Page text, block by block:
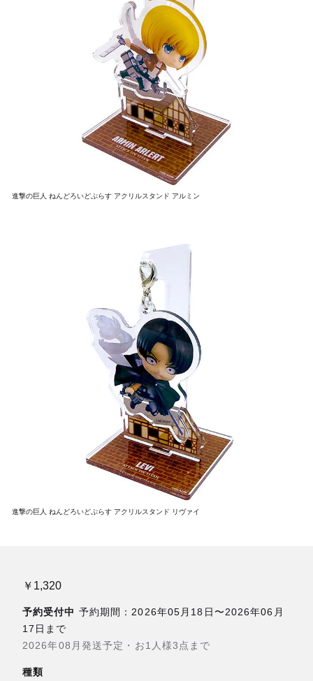
進撃の巨人 ねんどろいどぷらす アクリルスタンド アルミン
進撃の巨人 ねんどろいどぷらす アクリルスタンド リヴァイ
￥1,320
予約受付中 予約期間：2026年05月18日〜2026年06月
17日まで
2026年08月発送予定・お1人様3点まで
種類